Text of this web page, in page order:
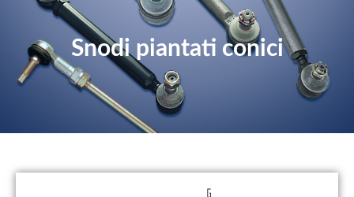
Snodi piantati conici